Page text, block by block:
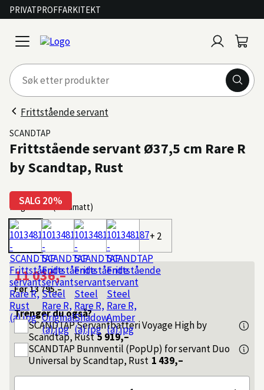
PRIVATPROFFARKITEKT
open
menu
inn
Frittstående servant
SALG 20%
SCANDTAP
Frittstående servant Ø37,5 cm Rare R
by Scandtap, Rust
Farge: Rust (ultramatt)
+ 2
11 036,–
Før13 795,–
Trenger du også?
SCANDTAPServantbatteri Voyage High by
Scandtap, Rust 5 919,–
SCANDTAP Bunnventil (PopUp) for servant Duo
Universal by Scandtap, Rust 1 439,–